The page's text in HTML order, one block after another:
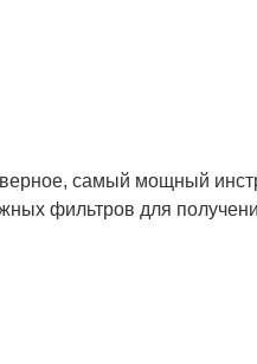
самый мощный
фильтров для